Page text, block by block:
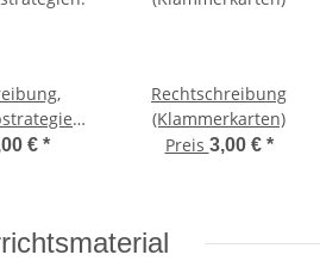
€ *
Rechtschreibung
(Klammerkarten)
Preis 3,00 € *